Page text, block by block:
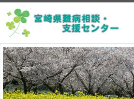
ホーム
ご相談の方は